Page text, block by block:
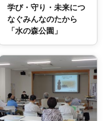
学び・守り・未来につ
なぐみんなのたから
「水の森公園」